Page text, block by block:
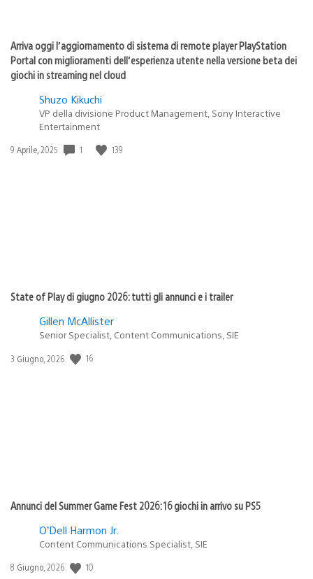
Arriva oggi l’aggiornamento di sistema di remote player PlayStation
Portal con miglioramenti dell’esperienza utente nella versione beta dei
giochi in streaming nel cloud
Shuzo Kikuchi
VP della divisione Product Management, Sony Interactive
Entertainment
Data
9 Aprile, 2025 1 139
State of Play di giugno 2026: tutti gli annunci e i trailer
Gillen McAllister
Senior Specialist, Content Communications, SIE
Data
3 Giugno, 2026 16
Annunci del Summer Game Fest 2026: 16 giochi in arrivo su PS5
O’Dell Harmon Jr.
Content Communications Specialist, SIE
Data
8 Giugno, 2026 10